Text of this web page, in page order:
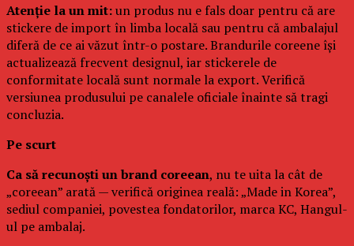
Atenție la un mit:un produs nu e fals doar pentru că are
stickere de import în limba locală sau pentru că ambalajul
diferă de ce ai văzut într-o postare. Brandurile coreene își
actualizează frecvent designul, iar stickerele de
conformitate locală sunt normale la export. Verifică
versiunea produsului pe canalele oficiale înainte să tragi
concluzia.
Pe scurt
Ca să recunoști un brand coreean, nu te uita la cât de
„coreean” arată — verifică originea reală: „Made in Korea”,
sediul companiei, povestea fondatorilor, marca KC, Hangul-
ul pe ambalaj.